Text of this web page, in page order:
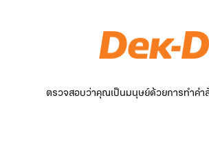
ตรวจสอบว่าคุณเป็นมนุษย์ด้วยการทำคำสั่